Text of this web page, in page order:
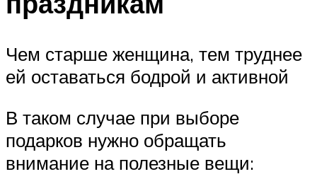
Чем старше женщина, тем труднее
ей оставаться бодрой и активной
В таком случае при выборе
подарков нужно обращать
внимание на полезные вещи: